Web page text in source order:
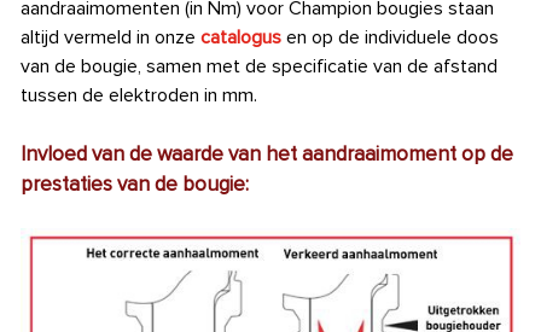
aandraaimomenten (in Nm) voor Champion bougies staan
altijd vermeld in onze catalogus en op de individuele doos
van de bougie, samen met de specificatie van de afstand
tussen de elektroden in mm.
Invloed van de waarde van het aandraaimoment op de
prestaties van de bougie: